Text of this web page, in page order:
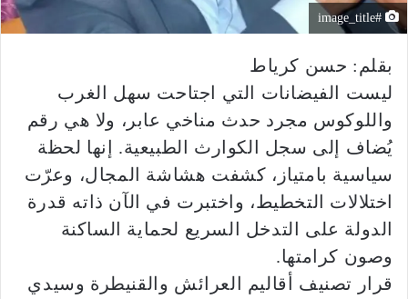
#image_title
بقلم: حسن كرياط
ليست الفيضانات التي اجتاحت سهل الغرب
واللوكوس مجرد حدث مناخي عابر، ولا هي رقم
يُضاف إلى سجل الكوارث الطبيعية. إنها لحظة
سياسية بامتياز، كشفت هشاشة المجال، وعرّت
اختلالات التخطيط، واختبرت في الآن ذاته قدرة
الدولة على التدخل السريع لحماية الساكنة
وصون كرامتها.
قرار تصنيف أقاليم العرائش والقنيطرة وسيدي